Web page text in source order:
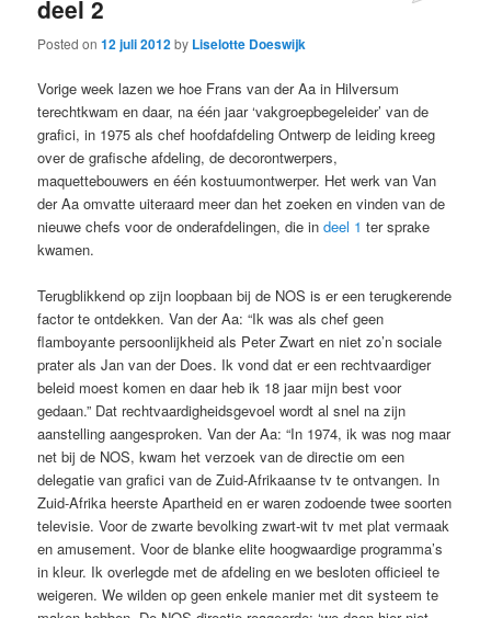
deel 2
Posted on12 juli 2012by Liselotte Doeswijk
Vorige week lazen we hoe Frans van der Aa in Hilversum
terechtkwam en daar, na één jaar ‘vakgroepbegeleider’ van de
grafici, in 1975 als chef hoofdafdeling Ontwerp de leiding kreeg
over de grafische afdeling, de decorontwerpers,
maquettebouwers en één kostuumontwerper. Het werk van Van
der Aa omvatte uiteraard meer dan het zoeken en vinden van de
nieuwe chefs voor de onderafdelingen, die indeel 1ter sprake
kwamen.
Terugblikkend op zijn loopbaan bij de NOS is er een terugkerende
factor te ontdekken. Van der Aa: “Ik was als chef geen
flamboyante persoonlijkheid als Peter Zwart en niet zo’n sociale
prater als Jan van der Does. Ik vond dat er een rechtvaardiger
beleid moest komen en daar heb ik 18 jaar mijn best voor
gedaan.” Dat rechtvaardigheidsgevoel wordt al snel na zijn
aanstelling aangesproken. Van der Aa: “In 1974, ik was nog maar
net bij de NOS, kwam het verzoek van de directie om een
delegatie van grafici van de Zuid-Afrikaanse tv te ontvangen. In
Zuid-Afrika heerste Apartheid en er waren zodoende twee soorten
televisie. Voor de zwarte bevolking zwart-wit tv met plat vermaak
en amusement. Voor de blanke elite hoogwaardige programma’s
in kleur. Ik overlegde met de afdeling en we besloten officieel te
weigeren. We wilden op geen enkele manier met dit systeem te